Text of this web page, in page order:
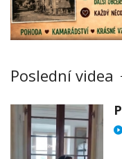
Poslední videa